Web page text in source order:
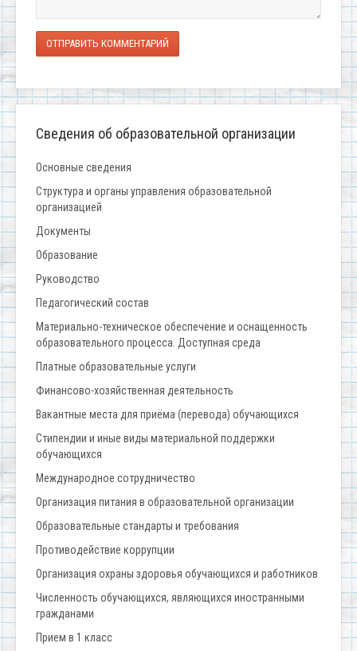
ОТПРАВИТЬ КОММЕНТАРИЙ
Сведения об образовательной организации
Основные сведения
Структура и органы управления образовательной
организацией
Документы
Образование
Руководство
Педагогический состав
Материально-техническое обеспечение и оснащенность
образовательного процесса. Доступная среда
Платные образовательные услуги
Финансово-хозяйственная деятельность
Вакантные места для приёма (перевода) обучающихся
Стипендии и иные виды материальной поддержки
обучающихся
Международное сотрудничество
Организация питания в образовательной организации
Образовательные стандарты и требования
Противодействие коррупции
Организация охраны здоровья обучающихся и работников
Численность обучающихся, являющихся иностранными
гражданами
Прием в 1 класс